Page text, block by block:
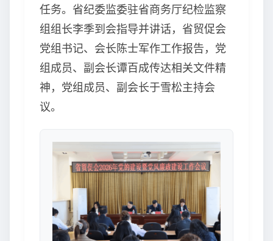
任务。省纪委监委驻省商务厅纪检监察
组组长李季到会指导并讲话，省贸促会
党组书记、会长陈士军作工作报告，党
组成员、副会长谭百成传达相关文件精
神，党组成员、副会长于雪松主持会
议。